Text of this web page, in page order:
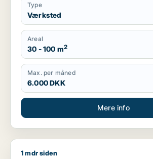
Type
Værksted
Areal
30 - 100 m2
Max. per måned
6.000 DKK
Mere info
Manal søger produktionslokaler til leje i
1 mdr siden